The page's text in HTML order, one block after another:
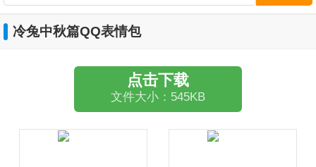
冷兔中秋篇QQ表情包
点击下载
文件大小：545KB